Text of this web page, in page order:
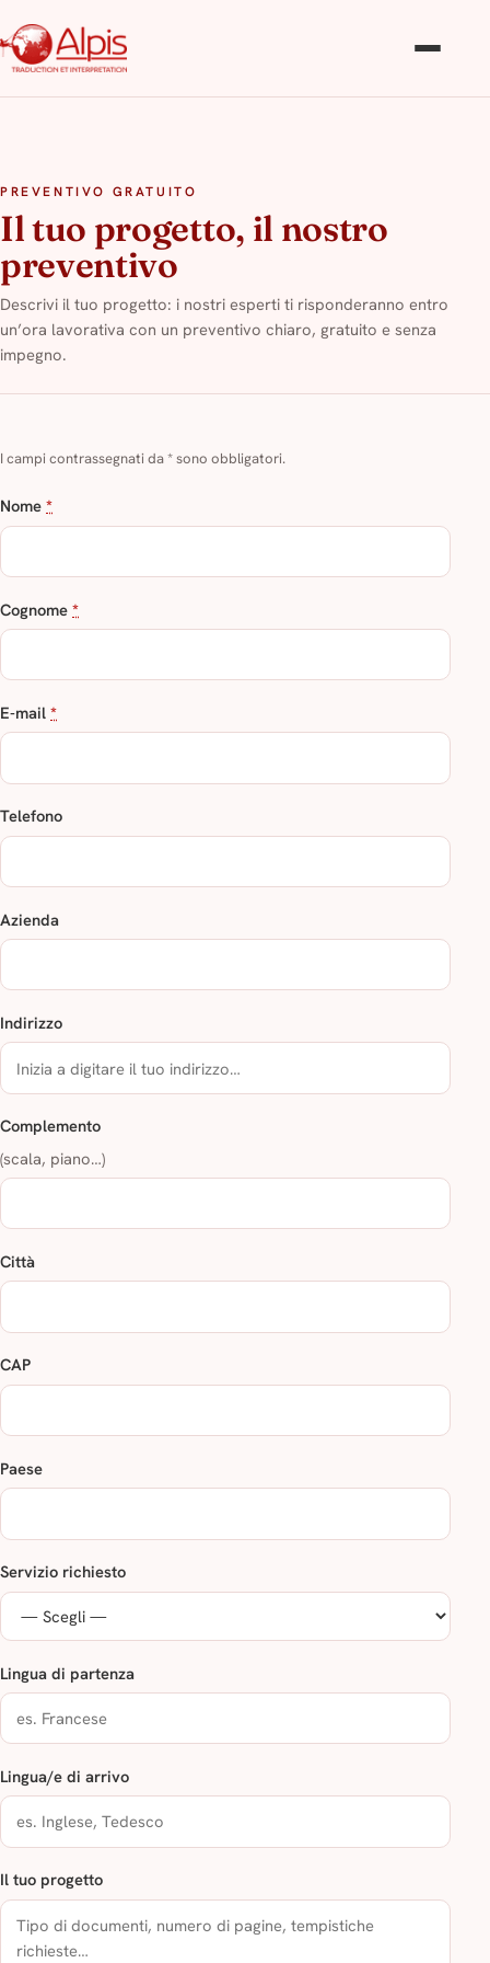
PREVENTIVO GRATUITO
Il tuo progetto, il nostro
preventivo
Descrivi il tuo progetto: i nostri esperti ti risponderanno entro
un’ora lavorativa con un preventivo chiaro, gratuito e senza
impegno.
I campi contrassegnati da*sono obbligatori.
Nome *
Cognome *
E-mail *
Telefono
Azienda
Indirizzo
Complemento
(scala, piano…)
Città
CAP
Paese
Servizio richiesto
Lingua di partenza
Lingua/e di arrivo
Il tuo progetto